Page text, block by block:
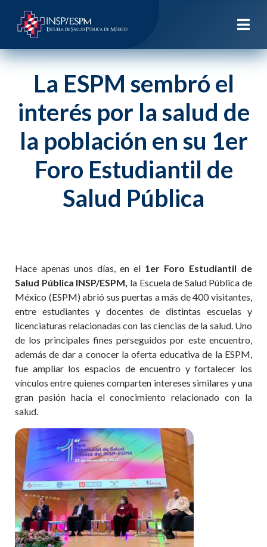
La ESPM sembró el
interés por la salud de
la población en su 1er
Foro Estudiantil de
Salud Pública
Hace apenas unos días, en el 1er Foro Estudiantil de
Salud Pública INSP/ESPM, la Escuela de Salud Pública de
México (ESPM) abrió sus puertas a más de 400 visitantes,
entre estudiantes y docentes de distintas escuelas y
licenciaturas relacionadas con las ciencias de la salud. Uno
de los principales fines perseguidos por este encuentro,
además de dar a conocer la oferta educativa de la ESPM,
fue ampliar los espacios de encuentro y fortalecer los
vínculos entre quienes comparten intereses similares y una
gran pasión hacia el conocimiento relacionado con la
salud.